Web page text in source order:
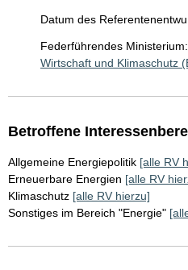
Datum des
Federführendes Ministerium:
Wirtschaft und Klimaschutz
Betroffene
Allgemeine Energiepolitik [alle RV
Erneuerbare Energien [alle RV
Klimaschutz [alle RV hierzu]
Sonstiges im Bereich "Energie"